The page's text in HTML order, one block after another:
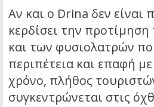
Αν και ο Drina δεν είναι
κερδίσει την
και των φυσιολατρών
περιπέτεια και επαφή
χρόνο, πλήθος
συγκεντρώνεται στις